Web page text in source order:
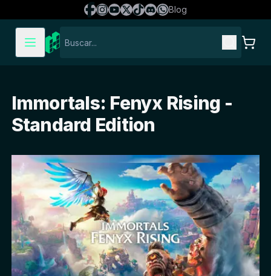
Blog
Immortals: Fenyx Rising -
Standard Edition